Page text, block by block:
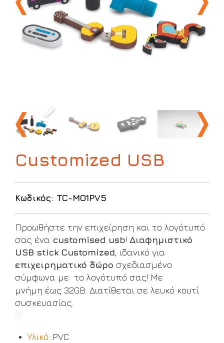
Customized USB
Κωδικός: TC-MO1PV5
Προωθήστε την επιχείρηση και το λογότυπό
σας ένα customised usb! Διαφημιστικό
USB stick Customized , ιδανικό για
επιχειρηματικό δώρο σχεδιασμένο
σύμφωνα με το λογότυπό σας! Με
μνήμη έως 32GB. Διατίθεται σε λευκό κουτί
συσκευασίας.
Υλικό: PVC